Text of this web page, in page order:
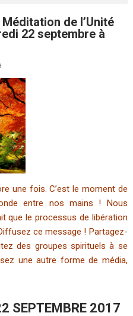
de l’Unité
22 septembre à
une fois. C’est le moment de
entre nos mains ! Nous
que le processus de libération
ce message ! Partagez-
des groupes spirituels à se
une autre forme de média,
SEPTEMBRE 2017